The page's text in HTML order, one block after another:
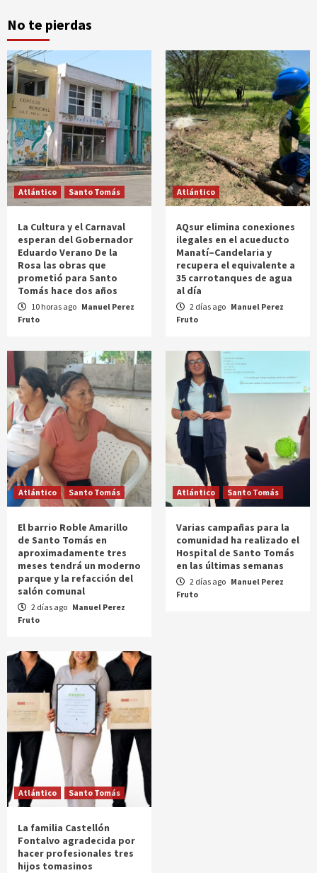
No te pierdas
Atlántico Santo Tomás
La Cultura y el Carnaval
esperan del Gobernador
Eduardo Verano De la
Rosa las obras que
prometió para Santo
Tomás hace dos años
10 horas ago Manuel Perez
Fruto
Atlántico
AQsur elimina conexiones
ilegales en el acueducto
Manatí–Candelaria y
recupera el equivalente a
35 carrotanques de agua
al día
2 días ago Manuel Perez
Fruto
Atlántico Santo Tomás
El barrio Roble Amarillo
de Santo Tomás en
aproximadamente tres
meses tendrá un moderno
parque y la refacción del
salón comunal
2 días ago Manuel Perez
Fruto
Atlántico Santo Tomás
Varias campañas para la
comunidad ha realizado el
Hospital de Santo Tomás
en las últimas semanas
2 días ago Manuel Perez
Fruto
Atlántico Santo Tomás
La familia Castellón
Fontalvo agradecida por
hacer profesionales tres
hijos tomasinos